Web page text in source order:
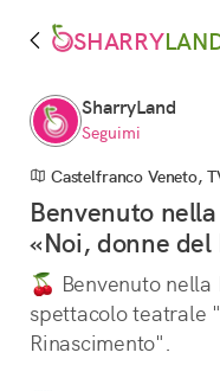
SHARRY
SharryLand
Seguimi
Castelfranco Veneto,
Benvenuto
«Noi, donne del
🍒 Benvenuto
spettacolo teatrale
Rinascimento".